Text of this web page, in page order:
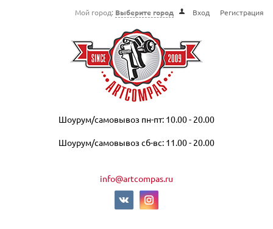
Мой город: Выберите город Вход Регистрация
Шоурум/самовывоз пн-пт: 10.00 - 20.00
Шоурум/самовывоз сб-вс: 11.00 - 20.00
info@artcompas.ru